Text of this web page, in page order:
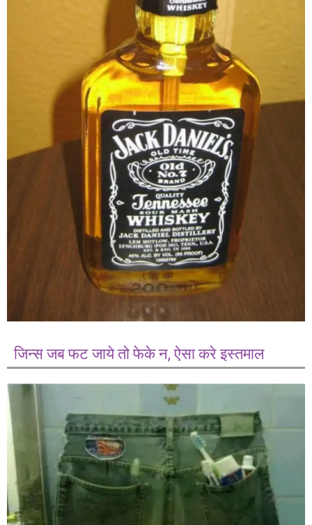
जिन्स जब फट जाये तो फेके न, ऐसा करे इस्तमाल